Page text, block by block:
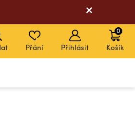
Přání Přihlásit Košík
0